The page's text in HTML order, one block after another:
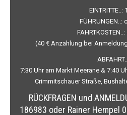
EINTRITTE..:
FÜHRUNGEN..:
(40 € Anzahlung bei
7:30 Uhr am Markt Meerane & 7:40
Crimmitschauer Straße,
RÜCKFRAGEN und
186983 oder Rainer Hempel